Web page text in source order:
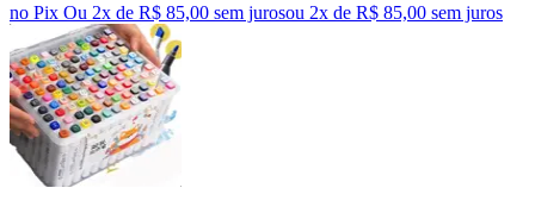
no Pix Ou 2x de R$ 85,00 sem jurosou 2x de R$ 85,00 sem juros